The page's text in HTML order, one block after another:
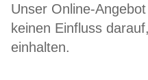
Unser Online-
keinen Einfluss
einhalten.